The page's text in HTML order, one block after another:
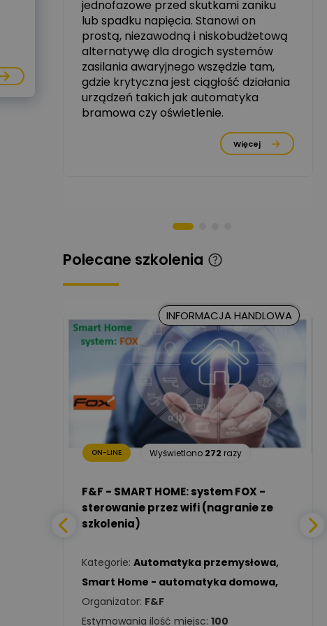
Michał Szulborski
Ekspert ETI - Dr inż. w
dziedzinie Aparatów
Elektrycznych / Senior
R&D Scientist / Product
Manager
Zadaj pytanie
Tomasz Dźwigała
Ekspert Menadżer
Piotr Muskała
Ekspert Prawnik
Marcin Nowicki
Ekspert mgr. inż. elektryk,
TIM SA
Zadaj pytanie
Renata
Januszewska
Ekspert Inżynieria
bezpieczeństwa
Zadaj pytanie
Daniel Michalik
Tomasz Kowalski Zadaj pytanie
jednofazowe przed skutkami zaniku
lub spadku napięcia. Stanowi on
prostą, niezawodną i niskobudżetową
alternatywę dla drogich systemów
zasilania awaryjnego wszędzie tam,
gdzie krytyczna jest ciągłość działania
urządzeń takich jak automatyka
bramowa czy oświetlenie.
Więcej
Polecane szkolenia
INFORMACJA HANDLOWA
ON-LINE Wyświetlono 272 razy
F&F - SMART HOME: system FOX -
sterowanie przez wifi (nagranie ze
szkolenia)
Kategorie: Automatyka przemysłowa,
Smart Home - automatyka domowa,
Organizator: F&F
Estymowania ilość miejsc: 100